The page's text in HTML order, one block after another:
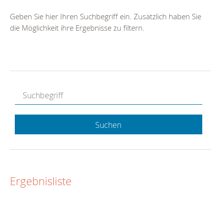
Geben Sie hier Ihren Suchbegriff ein. Zusätzlich haben Sie
die Möglichkeit ihre Ergebnisse zu filtern.
Suchen
Ergebnisliste